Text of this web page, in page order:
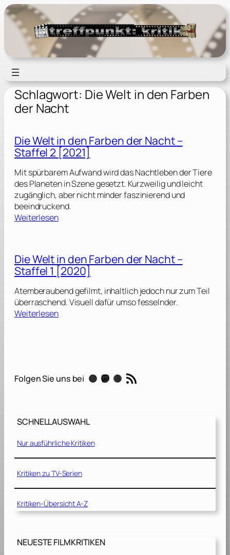
Zum
Inhalt
springen
Schlagwort: Die Welt in den Farben
der Nacht
Die Welt in den Farben der Nacht –
Staffel 2 [2021]
Mit spürbarem Aufwand wird das Nachtleben der Tiere
des Planeten in Szene gesetzt. Kurzweilig und leicht
zugänglich, aber nicht minder faszinierend und
beeindruckend.
Weiterlesen:
W
e
t
n
a
n
e
a
c
t
S
Die Welt in den Farben der Nacht –
Staffel 1 [2020]
Atemberaubend gefilmt, inhaltlich jedoch nur zum Teil
überraschend. Visuell dafür umso fesselnder.
Weiterlesen:
l
d
n
F
a
e
n
e
Folgen Sie uns bei Instagram Mastodon Threads RSS-Feed
SCHNELLAUSWAHL
Nur ausführliche Kritiken
Kritiken zu TV-Serien
Kritiken-Übersicht A-Z
NEUESTE FILMKRITIKEN